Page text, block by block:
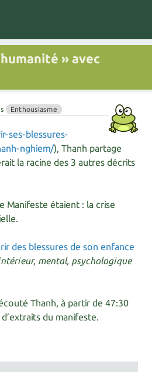
» avec
Enthousiasme
ses-blessures-
nghiem/), Thanh partage
la racine des 3 autres décrits
Manifeste étaient : la crise
des blessures de son enfance
mental, psychologique
Thanh, à partir de 47:30
du manifeste.